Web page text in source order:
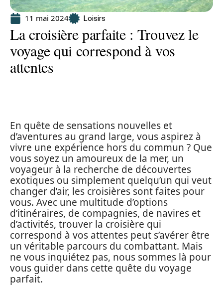
11 mai 2024 Loisirs
La croisière parfaite : Trouvez le
voyage qui correspond à vos
attentes
En quête de sensations nouvelles et
d’aventures au grand large, vous aspirez à
vivre une expérience hors du commun ? Que
vous soyez un amoureux de la mer, un
voyageur à la recherche de découvertes
exotiques ou simplement quelqu’un qui veut
changer d’air, les croisières sont faites pour
vous. Avec une multitude d’options
d’itinéraires, de compagnies, de navires et
d’activités, trouver la croisière qui
correspond à vos attentes peut s’avérer être
un véritable parcours du combattant. Mais
ne vous inquiétez pas, nous sommes là pour
vous guider dans cette quête du voyage
parfait.